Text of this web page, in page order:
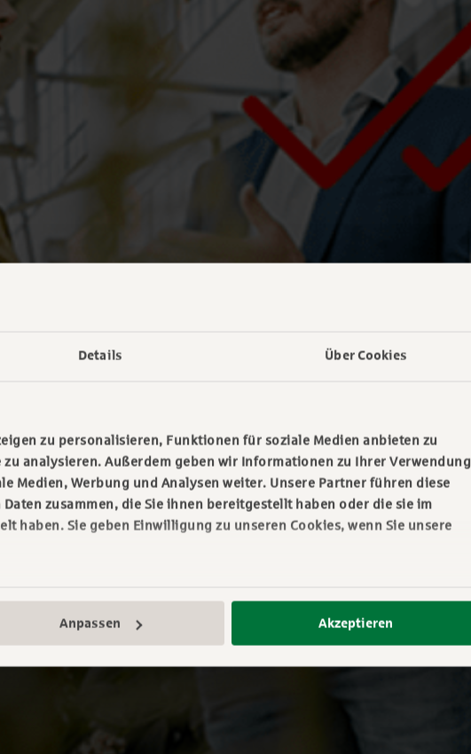
Details Über Cookies
zu personalisieren, Funktionen für soziale Medien anbieten zu
analysieren. Außerdem geben wir Informationen zu Ihrer Verwendung
Medien, Werbung und Analysen weiter. Unsere Partner führen diese
zusammen, die Sie ihnen bereitgestellt haben oder die sie im
haben. Sie geben Einwilligung zu unseren Cookies, wenn Sie unsere
Anpassen Akzeptieren